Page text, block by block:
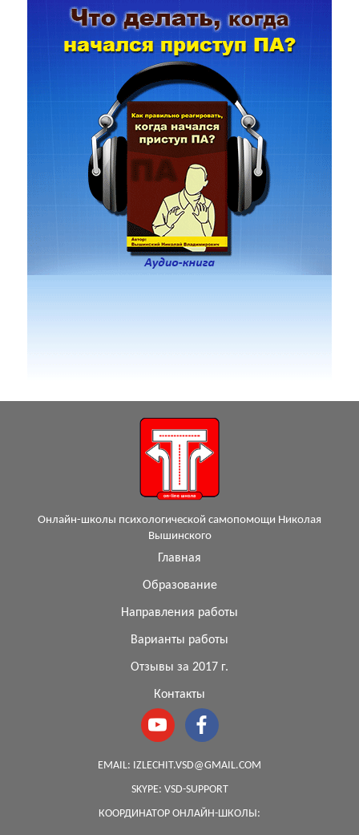
Онлайн-школы психологической самопомощи Николая
Вышинского
Главная
Образование
Направления работы
Варианты работы
Отзывы за 2017 г.
Контакты
EMAIL: IZLECHIT.VSD@GMAIL.COM
SKYPE: VSD-SUPPORT
КООРДИНАТОР ОНЛАЙН-ШКОЛЫ: